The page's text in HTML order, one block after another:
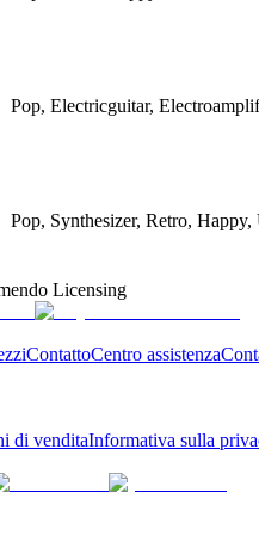
Pop, Electricguitar,
Pop, Synthesizer, Retro,
Licensing
ContattoCentro assistenza
di venditaInformativa sulla